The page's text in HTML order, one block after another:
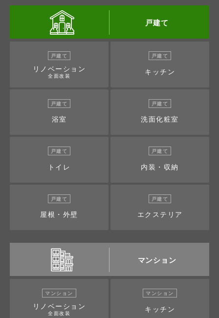
戸建て
戸建て
リノベーション
全面改装
戸建て
キッチン
戸建て
浴室
戸建て
洗面化粧室
戸建て
トイレ
戸建て
内装・収納
戸建て
屋根・外壁
戸建て
エクステリア
マンション
マンション
リノベーション
全面改装
マンション
キッチン